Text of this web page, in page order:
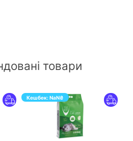
товари
Кешбек:NaN₴